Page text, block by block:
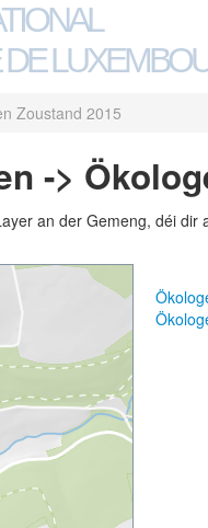
Zoustand 2015
->
an der Gemeng, déi